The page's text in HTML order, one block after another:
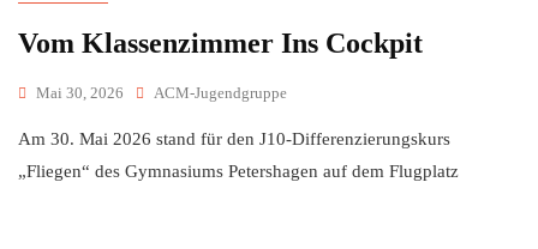
Vom Klassenzimmer Ins Cockpit
Mai 30, 2026 ACM-Jugendgruppe
Am 30. Mai 2026 stand für den J10-Differenzierungskurs
„Fliegen“ des Gymnasiums Petershagen auf dem Flugplatz